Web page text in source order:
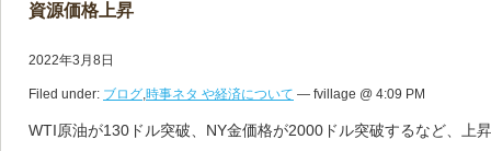
資源価格上昇
2022年3月8日
Filed under: ブログ,時事ネタ や経済について — fvillage @ 4:09 PM
WTI原油が130ドル突破、NY金価格が2000ドル突破するなど、上